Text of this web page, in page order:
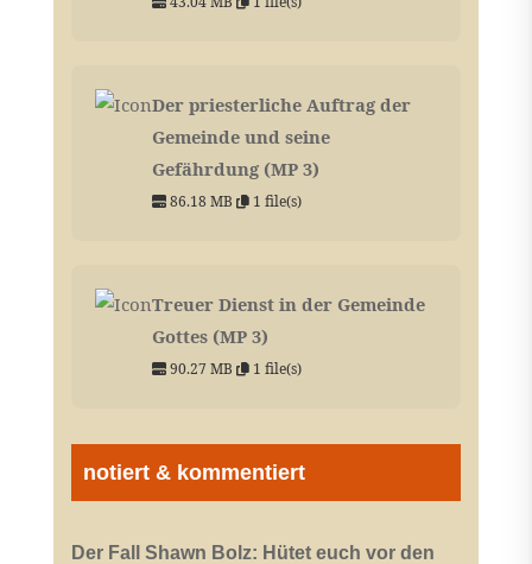
Der priesterliche Auftrag der
Gemeinde und seine
Gefährdung (MP 3)
86.18 MB 1 file(s)
Treuer Dienst in der Gemeinde
Gottes (MP 3)
90.27 MB 1 file(s)
notiert & kommentiert
Der Fall Shawn Bolz: Hütet euch vor den